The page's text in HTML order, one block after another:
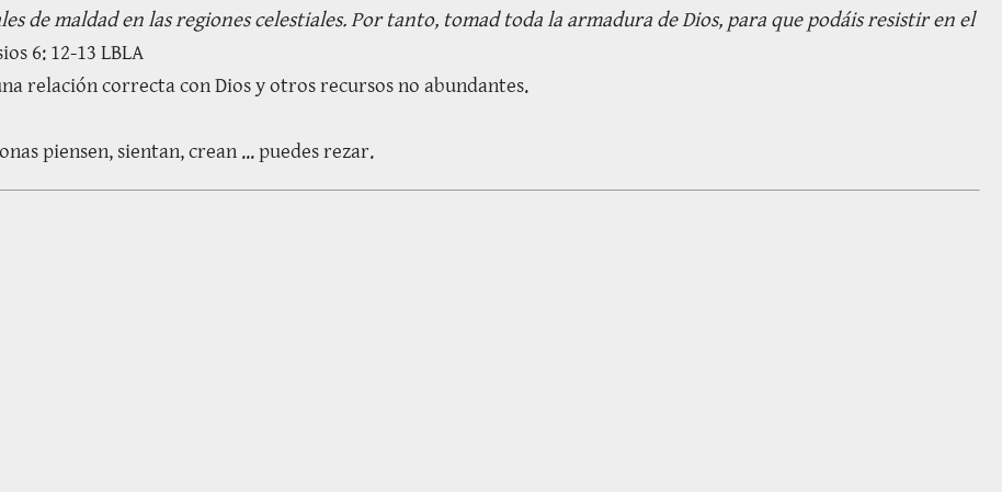
de maldad en las regiones celestiales. Por tanto, tomad toda la armadura de Dios, para que podáis resistir en el
6: 12-13 LBLA
relación correcta con Dios y otros recursos no abundantes.
piensen, sientan, crean ... puedes rezar.